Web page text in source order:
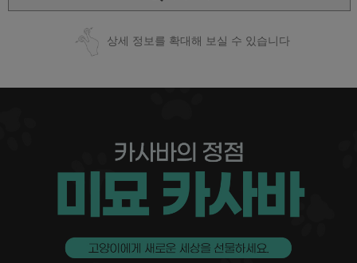
페이코 ID로
상세 정보를 확대해 보실 수 있습니다